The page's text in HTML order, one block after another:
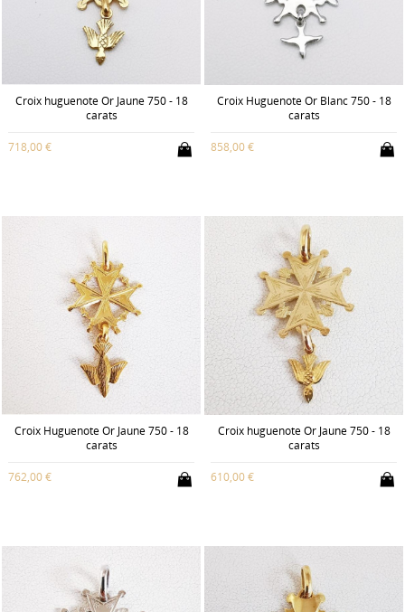
Croix huguenote Or Jaune 750 - 18
carats
718,00 €
Croix Huguenote Or Blanc 750 - 18
carats
858,00 €
Croix Huguenote Or Jaune 750 - 18
carats
762,00 €
Croix huguenote Or Jaune 750 - 18
carats
610,00 €